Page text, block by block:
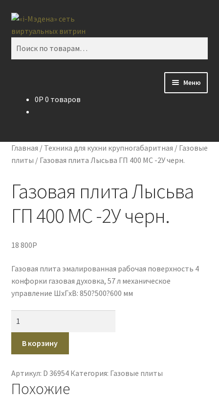
Перейти
к
Перейти
к
Поиск
Меню
Контакты
0P 0 товаров
Главная / Техника для кухни крупногабаритная / Газовые
плиты / Газовая плита Лысьва ГП 400 МС -2У черн.
Газовая плита Лысьва
ГП 400 МС -2У черн.
18 800P
Газовая плита эмалированная рабочая поверхность 4
конфорки газовая духовка, 57 л механическое
управление ШхГхВ: 850?500?600 мм
Газовая
плита
ГП
400
В корзину
Артикул: D 36954 Категория: Газовые плиты
Похожие